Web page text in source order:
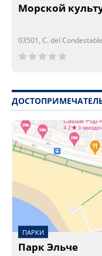
Морской
03501, C. del
Сейчас открыто!
Сейчас закрыто!
ПАРКИ
Парк Эльче